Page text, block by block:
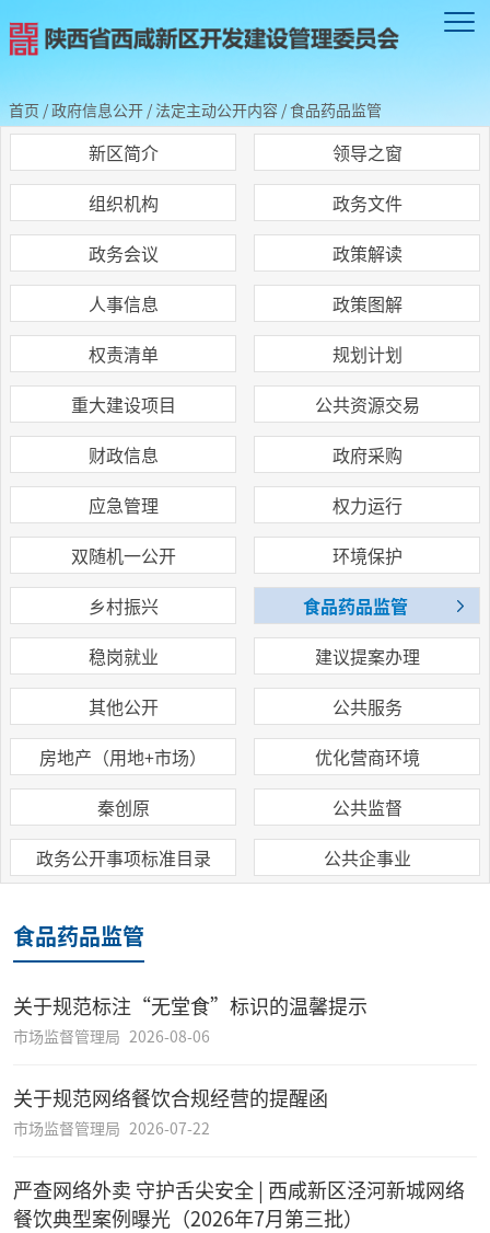
首页 /政府信息公开 / 法定主动公开内容 /食品药品监管
新区简介
领导之窗
组织机构
政务文件
政务会议
政策解读
人事信息
政策图解
权责清单
规划计划
重大建设项目
公共资源交易
财政信息
政府采购
应急管理
权力运行
双随机一公开
环境保护
乡村振兴
食品药品监管
稳岗就业
建议提案办理
其他公开
公共服务
房地产（用地+市场）
优化营商环境
秦创原
公共监督
政务公开事项标准目录
公共企事业
食品药品监管
关于规范标注“无堂食”标识的温馨提示
市场监督管理局 2026-08-06
关于规范网络餐饮合规经营的提醒函
市场监督管理局 2026-07-22
严查网络外卖 守护舌尖安全 | 西咸新区泾河新城网络
餐饮典型案例曝光（2026年7月第三批）